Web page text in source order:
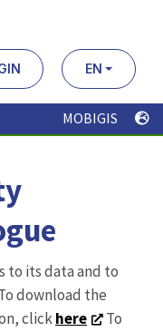
EN
MOBIGIS
to its data and to
download the
clickhere
To